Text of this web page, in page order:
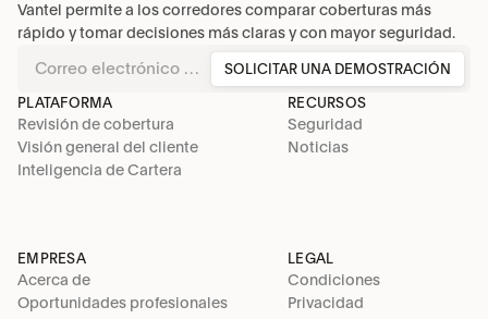
Vantel permite a los corredores comparar coberturas más
rápido y tomar decisiones más claras y con mayor seguridad.
SOLICITAR UNA DEMOSTRACIÓN
PLATAFORMA
Revisión de cobertura
Visión general del cliente
Inteligencia de Cartera
RECURSOS
Seguridad
Noticias
EMPRESA
Acerca de
Oportunidades profesionales
LEGAL
Condiciones
Privacidad